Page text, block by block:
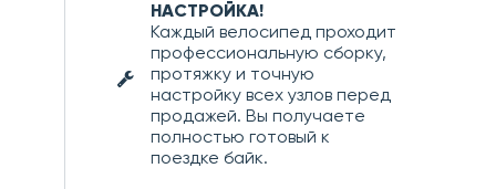
НАСТРОЙКА!
Каждый велосипед проходит
профессиональную сборку,
протяжку и точную
настройку всех узлов перед
продажей. Вы получаете
полностью готовый к
поездке байк.